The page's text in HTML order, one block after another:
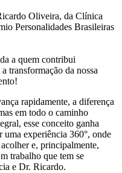
Oliveira, da Clínica
Personalidades Brasileiras
a quem contribui
transformação da nossa
rapidamente, a diferença
em todo o caminho
esse conceito ganha
uma experiência 360°, onde
e, principalmente,
trabalho que tem se
e Dr. Ricardo.